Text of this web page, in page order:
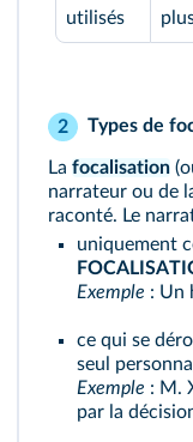
utilisés
2 Types de
La focalisation
narrateur ou de
raconté. Le
uniquement
Exemple : Un
ce qui se
seul
Exemple : M.
par la